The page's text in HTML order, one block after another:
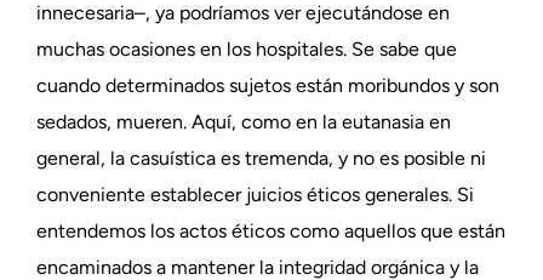
innecesaria–, ya podríamos ver ejecutándose en
muchas ocasiones en los hospitales. Se sabe que
cuando determinados sujetos están moribundos y son
sedados, mueren. Aquí, como en la eutanasia en
general, la casuística es tremenda, y no es posible ni
conveniente establecer juicios éticos generales. Si
entendemos los actos éticos como aquellos que están
encaminados a mantener la integridad orgánica y la